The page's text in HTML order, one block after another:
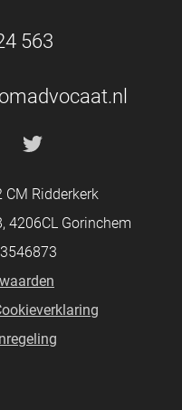
563
CM Ridderkerk
4206CL Gorinchem